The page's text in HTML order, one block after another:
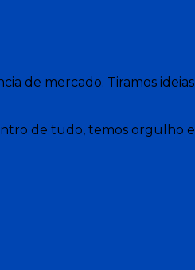
de mercado. Tiramos
de tudo, temos